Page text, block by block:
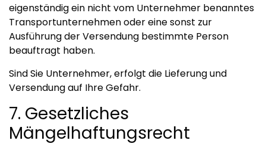
eigenständig ein nicht vom Unternehmer benanntes
Transportunternehmen oder eine sonst zur
Ausführung der Versendung bestimmte Person
beauftragt haben.
Sind Sie Unternehmer, erfolgt die Lieferung und
Versendung auf Ihre Gefahr.
7. Gesetzliches
Mängelhaftungsrecht